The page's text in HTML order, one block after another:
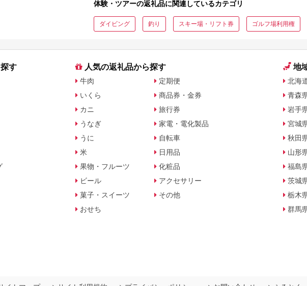
体験・ツアーの返礼品に関連しているカテゴリ
ダイビング 釣り スキー場・リフト券 ゴルフ場利用権
す 人気の返礼品から探す
牛肉
いくら
カニ
うなぎ
うに
米
果物・フルーツ
ビール
菓子・スイーツ
おせち
定期便
商品券・金券
旅行券
家電・電化製品
自転車
日用品
化粧品
アクセサリー
その他
地
北海
青森
岩手
宮城
秋田
山形
福島
茨城
栃木
群馬